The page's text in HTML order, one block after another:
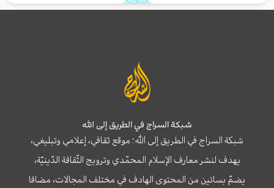
شبكة السراج في الطريق إلى الله
شبكة السراج في الطريق إلى الله؛ موقع ثقافي، إعلامي وتبليغي،
يهدف لنشر معارف الإسلام المحمّدي وترويج الثّقافة الدّينيّة،
يضمّ بساتين من المحتوى الهادف في مختلف المجالات، مضافا